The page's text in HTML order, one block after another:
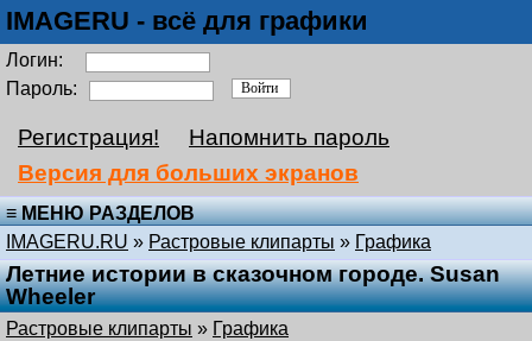
IMAGERU - всё для графики
Логин:
Пароль:
Регистрация!
Напомнить пароль
Версия для больших экранов
≡ МЕНЮ РАЗДЕЛОВ
IMAGERU.RU » Растровые клипарты » Графика
Летние истории в сказочном городе. Susan
Wheeler
Растровые клипарты » Графика